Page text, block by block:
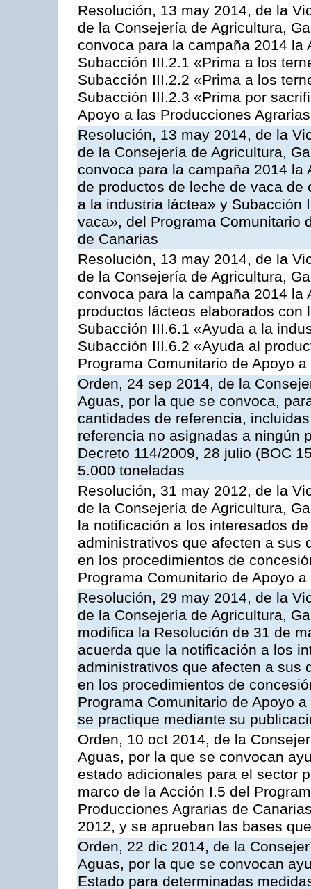
Resolución, 13 may 2014, de la
de la Consejería de Agricultura,
convoca para la campaña 2014
Subacción III.2.1 «Prima a los
Subacción III.2.2 «Prima a los
Subacción III.2.3 «Prima por
Apoyo a las Producciones
Resolución, 13 may 2014, de la
de la Consejería de Agricultura,
convoca para la campaña 2014
de productos de leche de vaca
a la industria láctea» y Subacción
vaca», del Programa Comunitario
de Canarias
Resolución, 13 may 2014, de la
de la Consejería de Agricultura,
convoca para la campaña 2014
productos lácteos elaborados
Subacción III.6.1 «Ayuda a la
Subacción III.6.2 «Ayuda al
Programa Comunitario de Apoyo
Orden, 24 sep 2014, de la
Aguas, por la que se convoca,
cantidades de referencia,
referencia no asignadas a ningún
Decreto 114/2009, 28 julio (BOC
5.000 toneladas
Resolución, 31 may 2012, de la
de la Consejería de Agricultura,
la notificación a los interesados
administrativos que afecten a sus
en los procedimientos de
Programa Comunitario de Apoyo
Resolución, 29 may 2014, de la
de la Consejería de Agricultura,
modifica la Resolución de 31 de
acuerda que la notificación a los
administrativos que afecten a sus
en los procedimientos de
Programa Comunitario de Apoyo
se practique mediante su
Orden, 10 oct 2014, de la
Aguas, por la que se convocan
estado adicionales para el sector
marco de la Acción I.5 del
Producciones Agrarias de
2012, y se aprueban las bases
Orden, 22 dic 2014, de la
Aguas, por la que se convocan
Estado para determinadas